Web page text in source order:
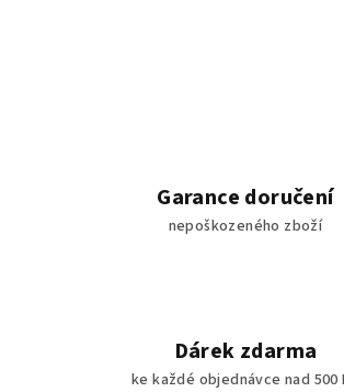
Garance doručení
nepoškozeného zboží
Dárek zdarma
ke každé objednávce nad 500